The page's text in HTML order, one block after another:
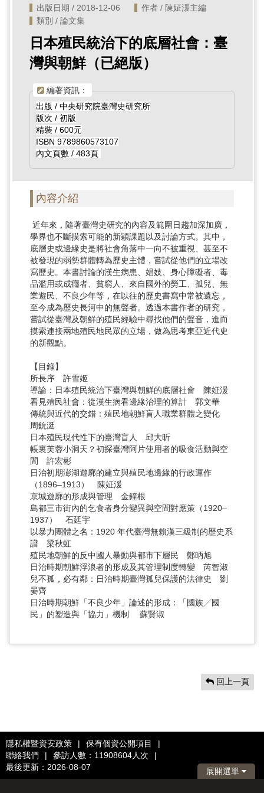
出版日期 / 2018-12-06
作者 / 陳姃湲主編
類別 / 論文集
日本殖民統治下的底層社會：臺
灣與朝鮮（已絕版）
編著資訊：
出版 / 中央研究院臺灣史研究所
版次 / 初版
精裝 / 600元
ISBN 9789860573107
內文頁數 / 483頁
內容介紹
近年來，隨著臺灣史研究的內容及範圍日趨加深加廣，
學界也不斷摸索可能的新穎課題以及討論方式。其中，
底層史或邊緣史是將社會角落中一向不被重視、甚至不
被發現的弱勢群體轉為歷史主體，嘗試從他們的立場改
寫歷史。本書討論的漢生病患、娼妓、身心障礙者、毒
品濫用或成癮者、貧窮人、來自國外的勞工、孤兒、無
業遊民、不良少年等，在以往的歷史書寫中常被遺忘，
至今成為歷史長河中的無聲者。透過本書作者的研究，
嘗試從臺灣及朝鮮的殖民經驗中尋找他們的聲音，進而
摸索連接兩地殖民地民眾的立場，做為思考東亞近代史
的新觀點。
【目錄】
所長序 許雪姬
導論：日本殖民統治下臺灣與朝鮮的底層社會 陳姃湲
看見殖民社會：從漢生病看邊緣治理的算計 郭文華
傳統與近代的交錯：殖民地朝鮮盲人職業群體之變化
周鈗涏
日本殖民現代性下的臺灣盲人 邱大昕
帳裏芙蓉小洞天？初探臺灣阿片使用者的吸食活動與空
間 許宏彬
日治初期澎湖遊廓的建立與殖民地邊緣的行政運作
（1896–1913） 陳姃湲
京城遊廓的形成與管理 金鐘根
島都三市街內的乞食者身分變異與空間對應策（1920–
1937） 石廷宇
以暴力團體之名：1920 年代臺灣無賴漢三級制的歷史系
譜 梁秋虹
殖民地朝鮮的反中國人暴動與都市下層民 鄭昞旭
日治時期朝鮮浮浪者的形成及其管理制度轉變 芮智淑
兒不孤，必有鄰：日治時期臺灣孤兒保護的法律史 劉
晏齊
日治時期朝鮮「不良少年」論述的形成：「國族╱國
民」的塑造與「協力」機制 蘇賢淑
回上一頁
隱私權暨資安政策 | 保有個資公開項目
|
聯絡我們
| 參訪人數：11908604人次
|
最後更新：2026-08-07
展開選單